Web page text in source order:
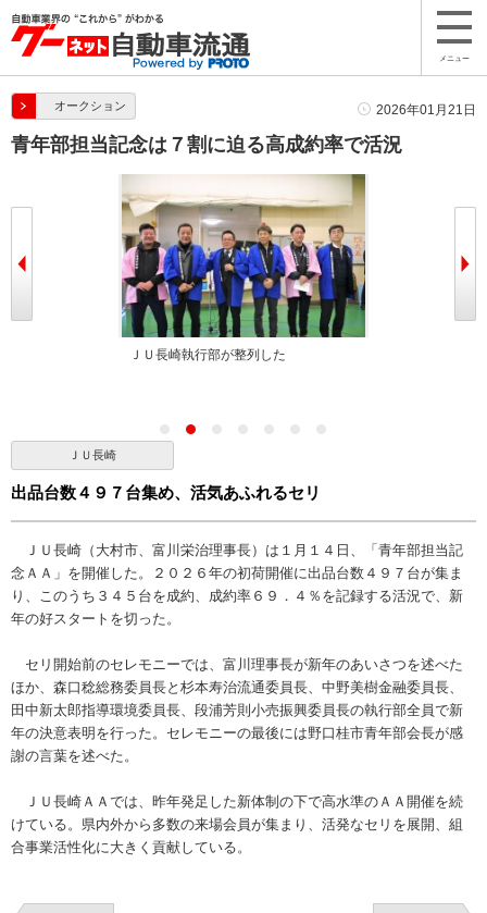
メニュー
オークション 2026年01月21日
青年部担当記念は７割に迫る高成約率で活況
ＪＵ長崎執行部が整列した
ＪＵ長崎
出品台数４９７台集め、活気あふれるセリ
ＪＵ長崎（大村市、富川栄治理事長）は１月１４日、「青年部担当記
念ＡＡ」を開催した。２０２６年の初荷開催に出品台数４９７台が集ま
り、このうち３４５台を成約、成約率６９．４％を記録する活況で、新
年の好スタートを切った。
セリ開始前のセレモニーでは、富川理事長が新年のあいさつを述べた
ほか、森口稔総務委員長と杉本寿治流通委員長、中野美樹金融委員長、
田中新太郎指導環境委員長、段浦芳則小売振興委員長の執行部全員で新
年の決意表明を行った。セレモニーの最後には野口桂市青年部会長が感
謝の言葉を述べた。
ＪＵ長崎ＡＡでは、昨年発足した新体制の下で高水準のＡＡ開催を続
けている。県内外から多数の来場会員が集まり、活発なセリを展開、組
合事業活性化に大きく貢献している。